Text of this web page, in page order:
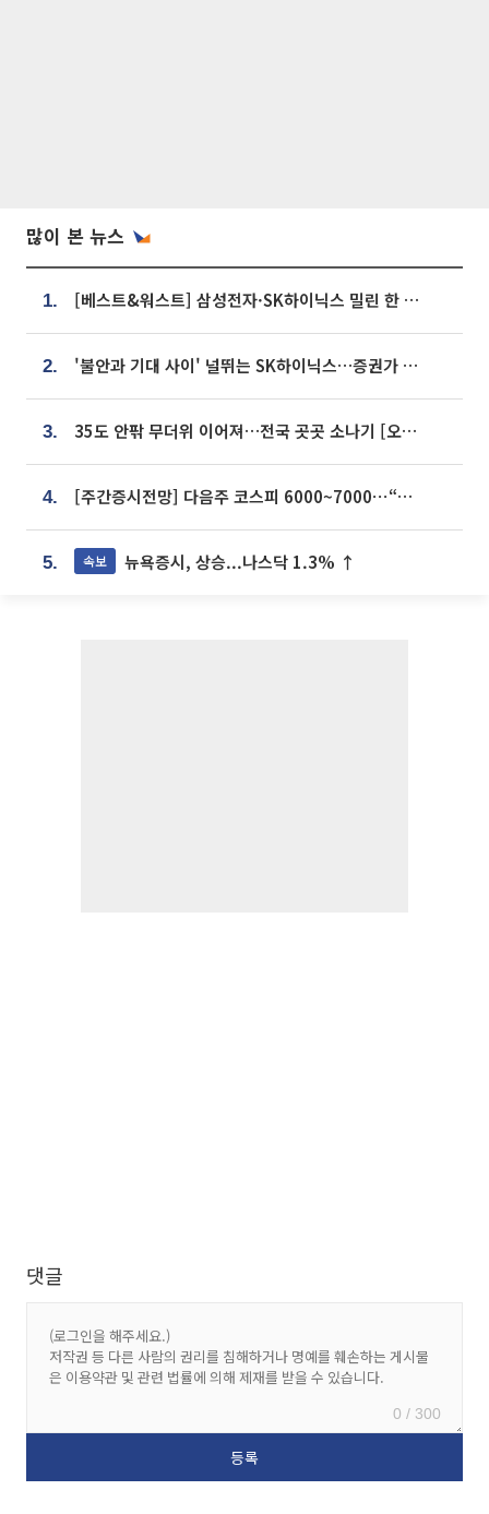
많이 본 뉴스
1. [베스트&워스트] 삼성전자·SK하이닉스 밀린 한 주…상상인증권은 85% 급등
2. '불안과 기대 사이' 널뛰는 SK하이닉스…증권가 "HBM4·LTA 기반 펀터멘털 견고"
3. 35도 안팎 무더위 이어져…전국 곳곳 소나기 [오늘 날씨]
4. [주간증시전망] 다음주 코스피 6000~7000⋯“外人 수급은 정책이 변수”
5. 속보 뉴욕증시, 상승...나스닥 1.3% ↑
댓글
0 / 300